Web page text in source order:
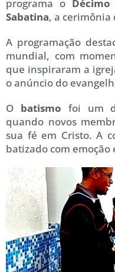
programa o
Sabatina, a cerimônia
A programação
mundial, com
que inspiraram a
o anúncio do
O batismo foi um
quando novos
sua fé em Cristo. A
batizado com emoção